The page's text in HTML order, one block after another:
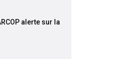
alerte sur la